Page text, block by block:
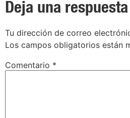
Deja una respuesta
Tu dirección de correo
Los campos obligatorios están
Comentario *